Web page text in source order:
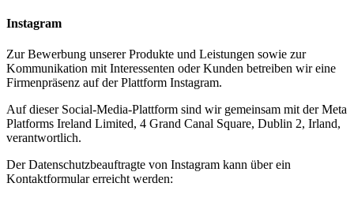
Instagram
Zur Bewerbung unserer Produkte und Leistungen sowie zur
Kommunikation mit Interessenten oder Kunden betreiben wir eine
Firmenpräsenz auf der Plattform Instagram.
Auf dieser Social-Media-Plattform sind wir gemeinsam mit der Meta
Platforms Ireland Limited, 4 Grand Canal Square, Dublin 2, Irland,
verantwortlich.
Der Datenschutzbeauftragte von Instagram kann über ein
Kontaktformular erreicht werden: